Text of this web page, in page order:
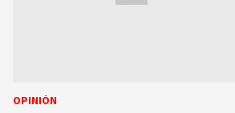
OPINIÓN